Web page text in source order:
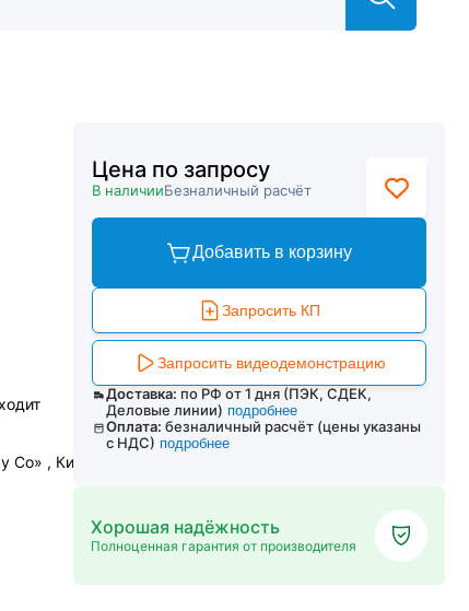
Co» , Китай
Цена по запросу
В наличииБезналичный расчёт
Добавить в корзину
Запросить КП
Запросить видеодемонстрацию
Доставка: по РФ от 1 дня (ПЭК, СДЕК,
Деловые линии) подробнее
Оплата: безналичный расчёт (цены указаны
с НДС) подробнее
Хорошая надёжность
Полноценная гарантия от производителя